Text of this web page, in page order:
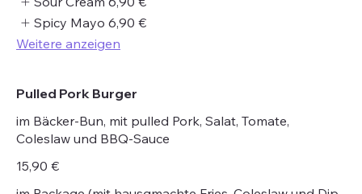
Spicy Mayo 6,90 €
Weitere anzeigen
Pulled Pork Burger
im Bäcker-Bun, mit pulled Pork, Salat, Tomate,
Coleslaw und BBQ-Sauce
15,90 €